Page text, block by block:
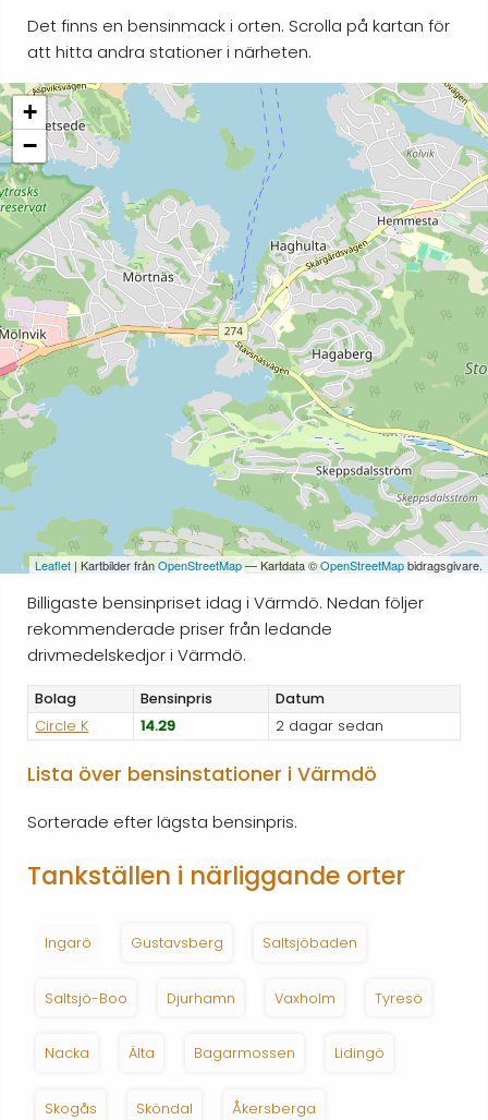
Det finns en bensinmack i orten. Scrolla på kartan för
att hitta andra stationer i närheten.
+
−
Leaflet | Kartbilder frånOpenStreetMap— Kartdata ©OpenStreetMapbidragsgivare.
Billigaste bensinpriset idag i Värmdö. Nedan följer
rekommenderade priser från ledande
drivmedelskedjor i Värmdö.
Bolag Bensinpris
Datum
Circle K
14.29 2 dagar sedan
Lista över bensinstationer i Värmdö
Sorterade efter lägsta bensinpris.
Tankställen i närliggande orter
Ingarö Gustavsberg Saltsjöbaden
Saltsjö-Boo Djurhamn Vaxholm Tyresö
Nacka Älta Bagarmossen Lidingö
Skogås Sköndal Åkersberga